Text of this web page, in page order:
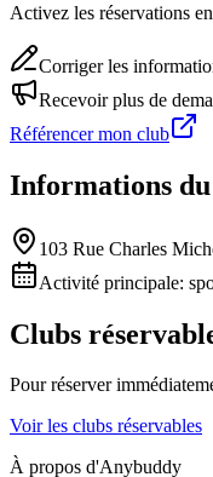
Activez les réservations
Corriger les
Recevoir plus de
Référencer mon club
Informations
103 Rue Charles
Activité principale:
Clubs
Pour réserver
Voir les clubs réservables
À propos d'Anybuddy